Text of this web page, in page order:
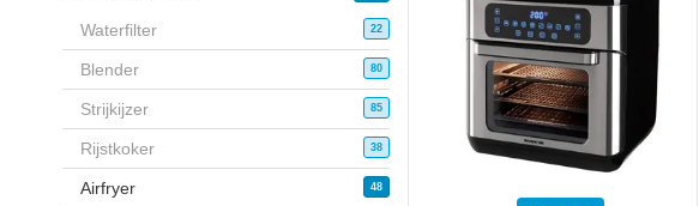
Waterfilter 22
Blender 80
Strijkijzer 85
Rijstkoker 38
Airfryer 48